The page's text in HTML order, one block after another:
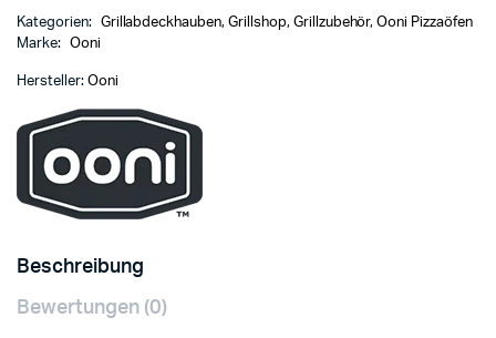
Kategorien: Grillabdeckhauben,Grillshop, Grillzubehör,Ooni Pizzaöfen
Marke:
Ooni
Hersteller: Ooni
Beschreibung
Bewertungen (0)